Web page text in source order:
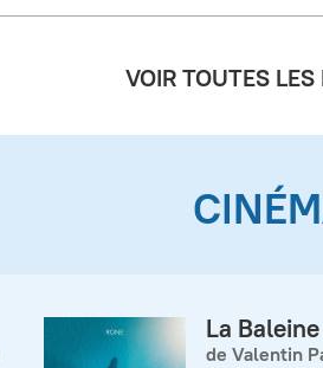
VOIR TOUTES LES
La
de Valentin